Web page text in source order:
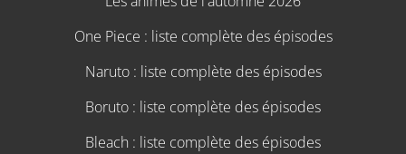
One Piece : liste complète des épisodes
Naruto : liste complète des épisodes
Boruto : liste complète des épisodes
Bleach : liste complète des épisodes